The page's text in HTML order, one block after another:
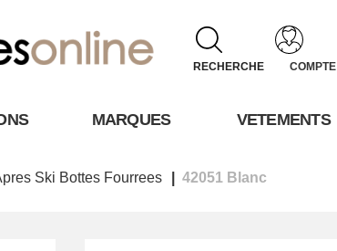
RECHERCHE COMPTE
MARQUES VETEMENTS
Ski Bottes Fourrees 42051 Blanc